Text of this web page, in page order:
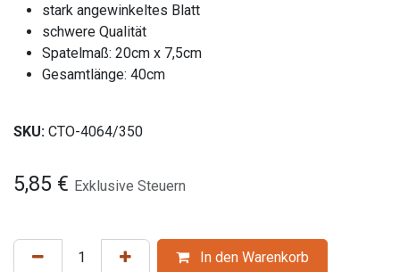
stark angewinkeltes Blatt
schwere Qualität
Spatelmaß: 20cm x 7,5cm
Gesamtlänge: 40cm
SKU: CTO-4064/350
5,85 € Exklusive Steuern
In den Warenkorb